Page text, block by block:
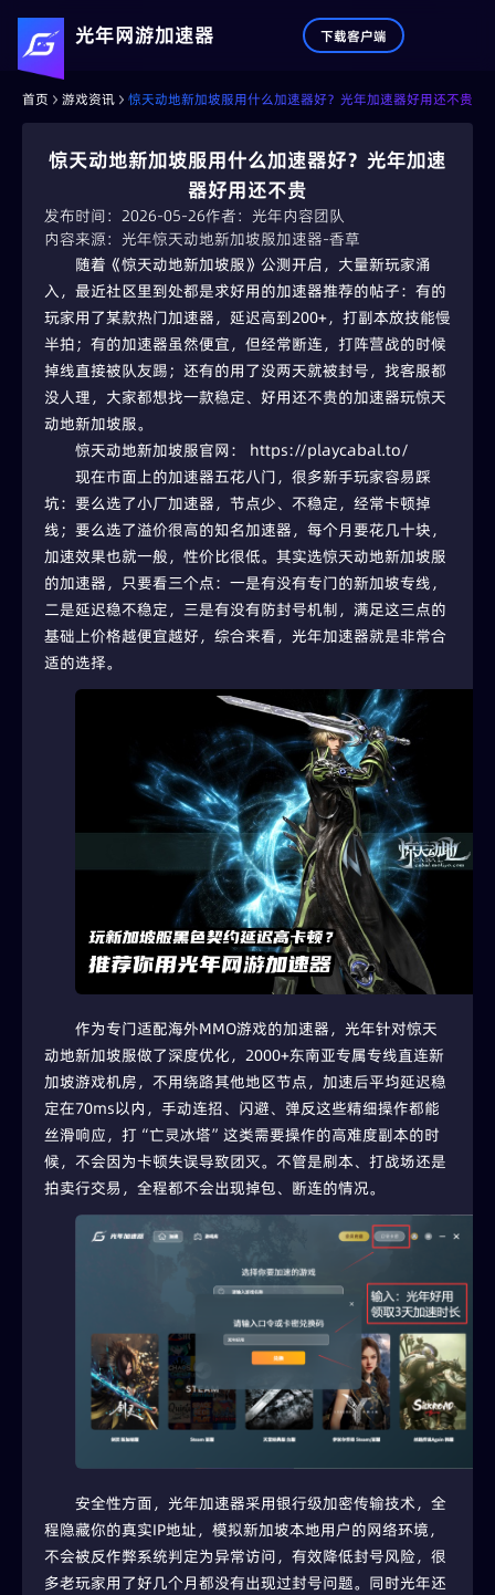
光年网游加速器 下载客户端
首页 游戏资讯 惊天动地新加坡服用什么加速器好？光年加速器好用还不贵
惊天动地新加坡服用什么加速器好？光年加速
器好用还不贵
发布时间：2026-05-26作者：光年内容团队
内容来源：光年惊天动地新加坡服加速器-香草
随着《惊天动地新加坡服》公测开启，大量新玩家涌
入，最近社区里到处都是求好用的加速器推荐的帖子：有的
玩家用了某款热门加速器，延迟高到200+，打副本放技能慢
半拍；有的加速器虽然便宜，但经常断连，打阵营战的时候
掉线直接被队友踢；还有的用了没两天就被封号，找客服都
没人理，大家都想找一款稳定、好用还不贵的加速器玩惊天
动地新加坡服。
惊天动地新加坡服官网： https://playcabal.to/
现在市面上的加速器五花八门，很多新手玩家容易踩
坑：要么选了小厂加速器，节点少、不稳定，经常卡顿掉
线；要么选了溢价很高的知名加速器，每个月要花几十块，
加速效果也就一般，性价比很低。其实选惊天动地新加坡服
的加速器，只要看三个点：一是有没有专门的新加坡专线，
二是延迟稳不稳定，三是有没有防封号机制，满足这三点的
基础上价格越便宜越好，综合来看，光年加速器就是非常合
适的选择。
作为专门适配海外MMO游戏的加速器，光年针对惊天
动地新加坡服做了深度优化，2000+东南亚专属专线直连新
加坡游戏机房，不用绕路其他地区节点，加速后平均延迟稳
定在70ms以内，手动连招、闪避、弹反这些精细操作都能
丝滑响应，打“亡灵冰塔”这类需要操作的高难度副本的时
候，不会因为卡顿失误导致团灭。不管是刷本、打战场还是
拍卖行交易，全程都不会出现掉包、断连的情况。
安全性方面，光年加速器采用银行级加密传输技术，全
程隐藏你的真实IP地址，模拟新加坡本地用户的网络环境，
不会被反作弊系统判定为异常访问，有效降低封号风险，很
多老玩家用了好几个月都没有出现过封号问题。同时光年还